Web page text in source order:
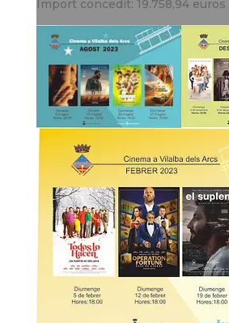
Import concedit: 19.758,94 euros